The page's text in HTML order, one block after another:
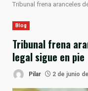
Tribunal frena aranceles
Blog
Tribunal frena
legal sigue en pie
Pilar 2 de junio